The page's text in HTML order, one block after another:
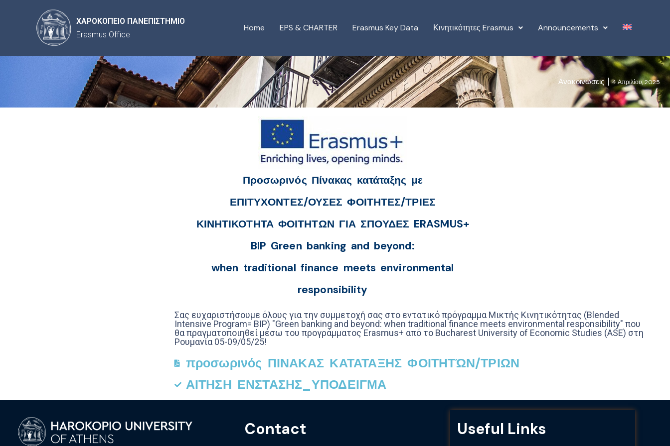
ΧΑΡΟΚΟΠΕΙΟ ΠΑΝΕΠΙΣΤΗΜΙΟ
Erasmus Office
Home EPS & CHARTER Erasmus Key Data Κινητικότητες Erasmus Announcements
Ανακοινώσεις 4 Απριλίου, 2025
Προσωρινός Πίνακας κατάταξης με
ΕΠΙΤΥΧΟΝΤΕΣ/ΟΥΣΕΣ ΦΟΙΤΗΤΕΣ/ΤΡΙΕΣ
ΚΙΝΗΤΙΚΟΤΗΤΑ ΦΟΙΤΗΤΩΝ ΓΙΑ ΣΠΟΥΔΕΣ ERASMUS+
BIP Green banking and beyond:
when traditional finance meets environmental
responsibility
Σας ευχαριστήσουμε όλους για την συμμετοχή σας στο εντατικό πρόγραμμα Μικτής Κινητικότητας (Blended
Intensive Program= BIP) "Green banking and beyond: when traditional finance meets environmental responsibility" που
θα πραγματοποιηθεί μέσω του προγράμματος Erasmus+ από το Bucharest University of Economic Studies (ASE) στη
Ρουμανία 05-09/05/25!
προσωρινός ΠΙΝΑΚΑΣ ΚΑΤΑΤΑΞΗΣ ΦΟΙΤΗΤΏΝ/ΤΡΙΩΝ
ΑΙΤΗΣΗ ΕΝΣΤΑΣΗΣ_ΥΠΟΔΕΙΓΜΑ
Contact Useful Links